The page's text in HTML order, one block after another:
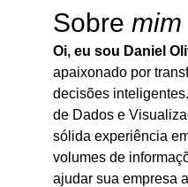
Sobre mim
Oi, eu sou Daniel
apaixonado por
decisões
de Dados e
sólida experiência
volumes de
ajudar sua empresa